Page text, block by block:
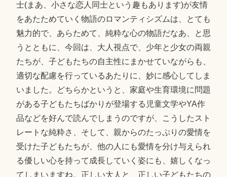
士(まあ、小さな恋人同士という趣もあります)が友情
をあたためていく物語のロマンティシズムは、とても
魅力的で、あらためて、純粋な心の物語だなあ、と思
うとともに、今回は、大人視点で、少年と少女の両親
たちが、子どもたちの自主性にまかせていながらも、
適切な配慮を行っているあたりに、妙に感心してしま
いました。どちらかというと、家庭や生育環境に問題
がある子どもたちばかりが登場する児童文学やYA作
品などを好んで読んでしまうのですが、こうしたスト
レートな純粋さ、そして、親からのたっぷりの愛情を
受けた子どもたちが、他の人にも愛情を分け与えられ
る優しい心を持って成長していく姿にも、嬉しくなっ
てしまいますね。正しい大人と、正しい子どもたちの